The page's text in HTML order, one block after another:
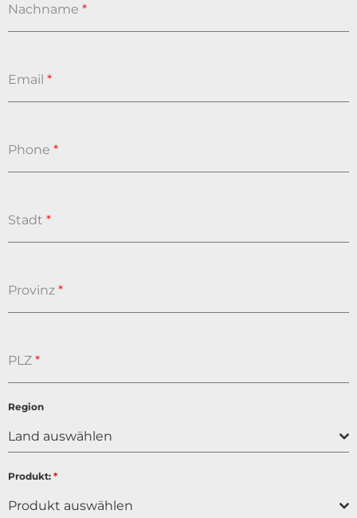
Nachname *
Email *
Phone *
Stadt *
Provinz *
PLZ *
Region
Land auswählen
Produkt: *
Produkt auswählen